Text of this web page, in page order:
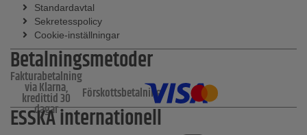
Standardavtal
Sekretesspolicy
Cookie-inställningar
Betalningsmetoder
Fakturabetalning
via Klarna,
kredittid 30
dagar
Förskottsbetalning
ESSKA internationell